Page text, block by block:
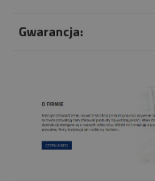
Gwarancja: